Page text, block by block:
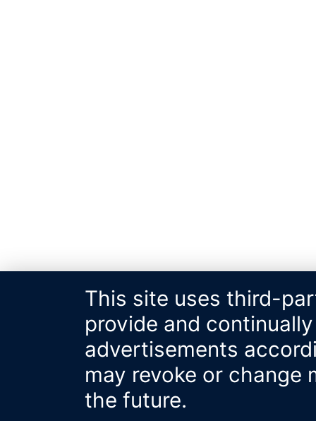
This site uses third-
provide and
advertisements
may revoke or
the future.